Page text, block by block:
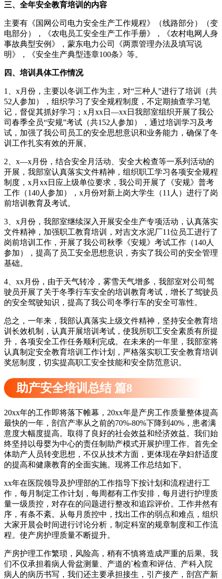
三、全年安全教育培训的内容
主要有《国网公司电力安全生产工作规程》（线路部分）（变
电部分），《农电员工安全生产工作手册》，《农村电网人身
事故典型安例》，蒙东电力公司《两票管理办法及填写说
明》，《安全生产典型违章100条》等。
四、培训具体工作情况
1、x月份，主要以冬训工作为主，对“三种人”进行了培训（共
52人参加），组织学习了安全规程制度，不定期抽查学习笔
记，督促其抓好学习；x月xx日—xx日我部室组织开展了我公
司春季全员“安规”考试（共152人参加），通过培训学习及考
试，加强了我公司员工的安全思想意识和业务能力，确保了冬
训工作扎实有效的开展。
2、x—x月份，结合安全月活动、安全大检查等一系列活动的
开展，我部室认真落实文件精神，组织职工学习各项安全规程
制度，x月xx日应上级单位要求，我公司开展了《安规》普考
工作（140人参加），x月份对新上岗大学生（11人）进行了岗
前培训教育及考试。
3、x月份，我部室继续深入开展安全生产专项活动，认真落实
文件精神，加强职工教育培训，对吉文水泥厂11位员工进行了
岗前培训工作，开展了我公司秋季《安规》考试工作（140人
参加），提高了员工安全思想意识，夯实了我公司的安全管理
基础。
4、xx月份，由于天气转冷，雾雪天气增多，我部室对公司驾
驶员开展了关于冬季行车安全的培训教育考试，增长了驾驶员
的安全驾驶知识，提高了我公司冬季行车的安全可靠性。
总之，一年来，我部认真落实上级文件精神，坚持安全教育培
训长效机制，认真开展培训考试，使我所职工安全素质有所提
升，各项安全工作任务顺利完成。在未来的一年里，我部室将
认真制定安全教育培训工作计划，严格落实职工安全教育培训
奖惩制度，切实提高职工安全技能和安全防范意识。
助产安全培训总结 篇8
20xx年的工作即将落下帷幕，20xx年是产房工作质量整体提高
最快的一年，剖宫产率从之前的70%-80%下降到40%，患者满
意度大幅度提高。取得了良好的社会效益和经济效益。我们始
终坚持以母婴为中心的责任制助产模式开展护理工作。首先全
体助产人员转变思想，不仅从技术方面，更体现在孕妇舒适度
的提高和健康教育的全面实施。现将工作总结如下。
xx年在医院领导及护理部的工作指导下按计划和流程进行工
作，每月制定工作计划，每周都有工作安排，每月进行护理质
量一级质控，对存在的问题进行整改和追踪评价。工作井然有
序，有条不紊。从每月质控中，找出工作的弱点和难点，组织
大家开晨会时间进行讨论分析，制定科室的规章制度和工作流
程。使产房护理质量不断提升。
产房护理工作繁琐，风险高，稍有不慎将造成严重的后果。我
们不仅承担着病人骨盆测量、产道的`检查和评估、产科入院
病人的病历书写，我们还主要承担接生，引产接产，剖宫产新